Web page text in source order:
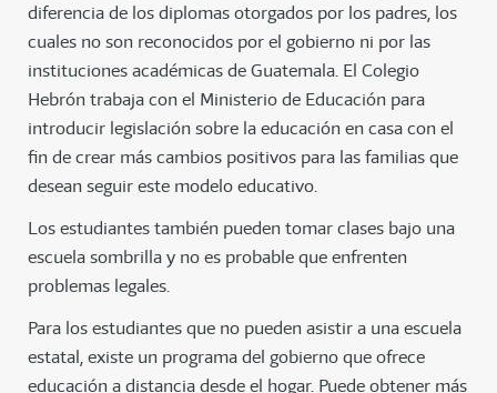
diferencia de los diplomas otorgados por los padres, los
cuales no son reconocidos por el gobierno ni por las
instituciones académicas de Guatemala. El Colegio
Hebrón trabaja con el Ministerio de Educación para
introducir legislación sobre la educación en casa con el
fin de crear más cambios positivos para las familias que
desean seguir este modelo educativo.
Los estudiantes también pueden tomar clases bajo una
escuela sombrilla y no es probable que enfrenten
problemas legales.
Para los estudiantes que no pueden asistir a una escuela
estatal, existe un programa del gobierno que ofrece
educación a distancia desde el hogar. Puede obtener más